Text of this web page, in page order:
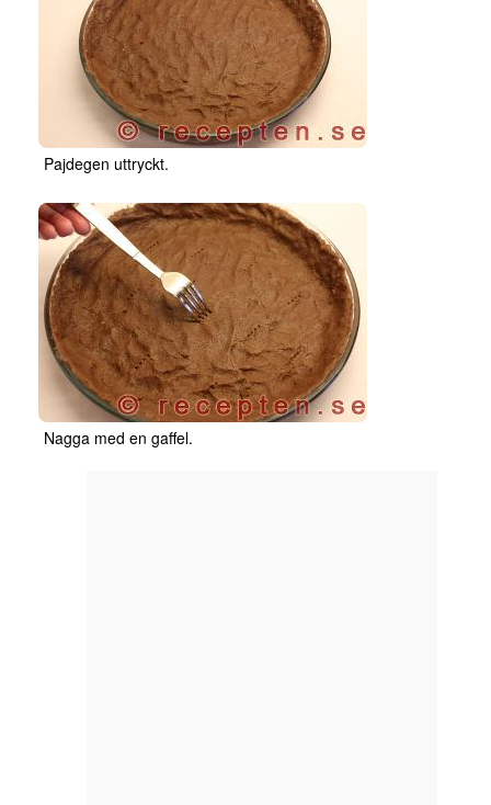
Pajdegen uttryckt.
Nagga med en gaffel.